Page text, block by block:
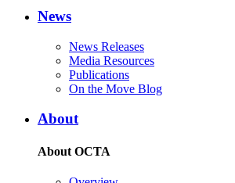
News
News Releases
Media Resources
Publications
On the Move Blog
About
About OCTA